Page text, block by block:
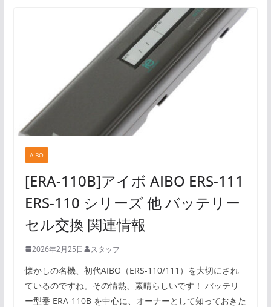
AIBO
[ERA-110B]アイボ AIBO ERS-111
ERS-110 シリーズ 他 バッテリー
セル交換 関連情報
2026年2月25日 スタッフ
懐かしの名機、初代AIBO（ERS-110/111）を大切にされ
ているのですね。その情熱、素晴らしいです！ バッテリ
ー型番 ERA-110B を中心に、オーナーとして知っておきた